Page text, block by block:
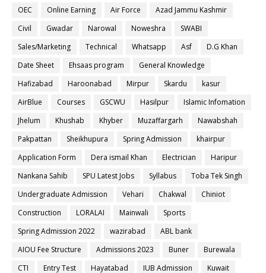
OEC
Online Earning Air Force
Azad Jammu Kashmir
Civil
Gwadar Narowal Noweshra
SWABI
Sales/Marketing
Technical Whatsapp Asf
D.G Khan
Date Sheet
Ehsaas program
General Knowledge
Hafizabad
Haroonabad Mirpur Skardu
kasur
AirBlue
Courses GSCWU Hasilpur
Islamic Infomation
Jhelum
Khushab Khyber Muzaffargarh
Nawabshah
Pakpattan
Sheikhupura Spring Admission
khairpur
Application Form
Dera ismail Khan Electrician
Haripur
Nankana Sahib
SPU Latest Jobs Syllabus
Toba Tek Singh
Undergraduate Admission
Vehari Chakwal
Chiniot
Construction
LORALAI Mainwali
Sports
Spring Admission 2022
wazirabad
ABL bank
AIOU Fee Structure
Admissions 2023 Buner
Burewala
CTI
Entry Test Hayatabad IUB Admission
Kuwait